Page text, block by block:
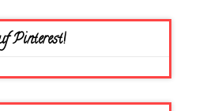
Pinterest!